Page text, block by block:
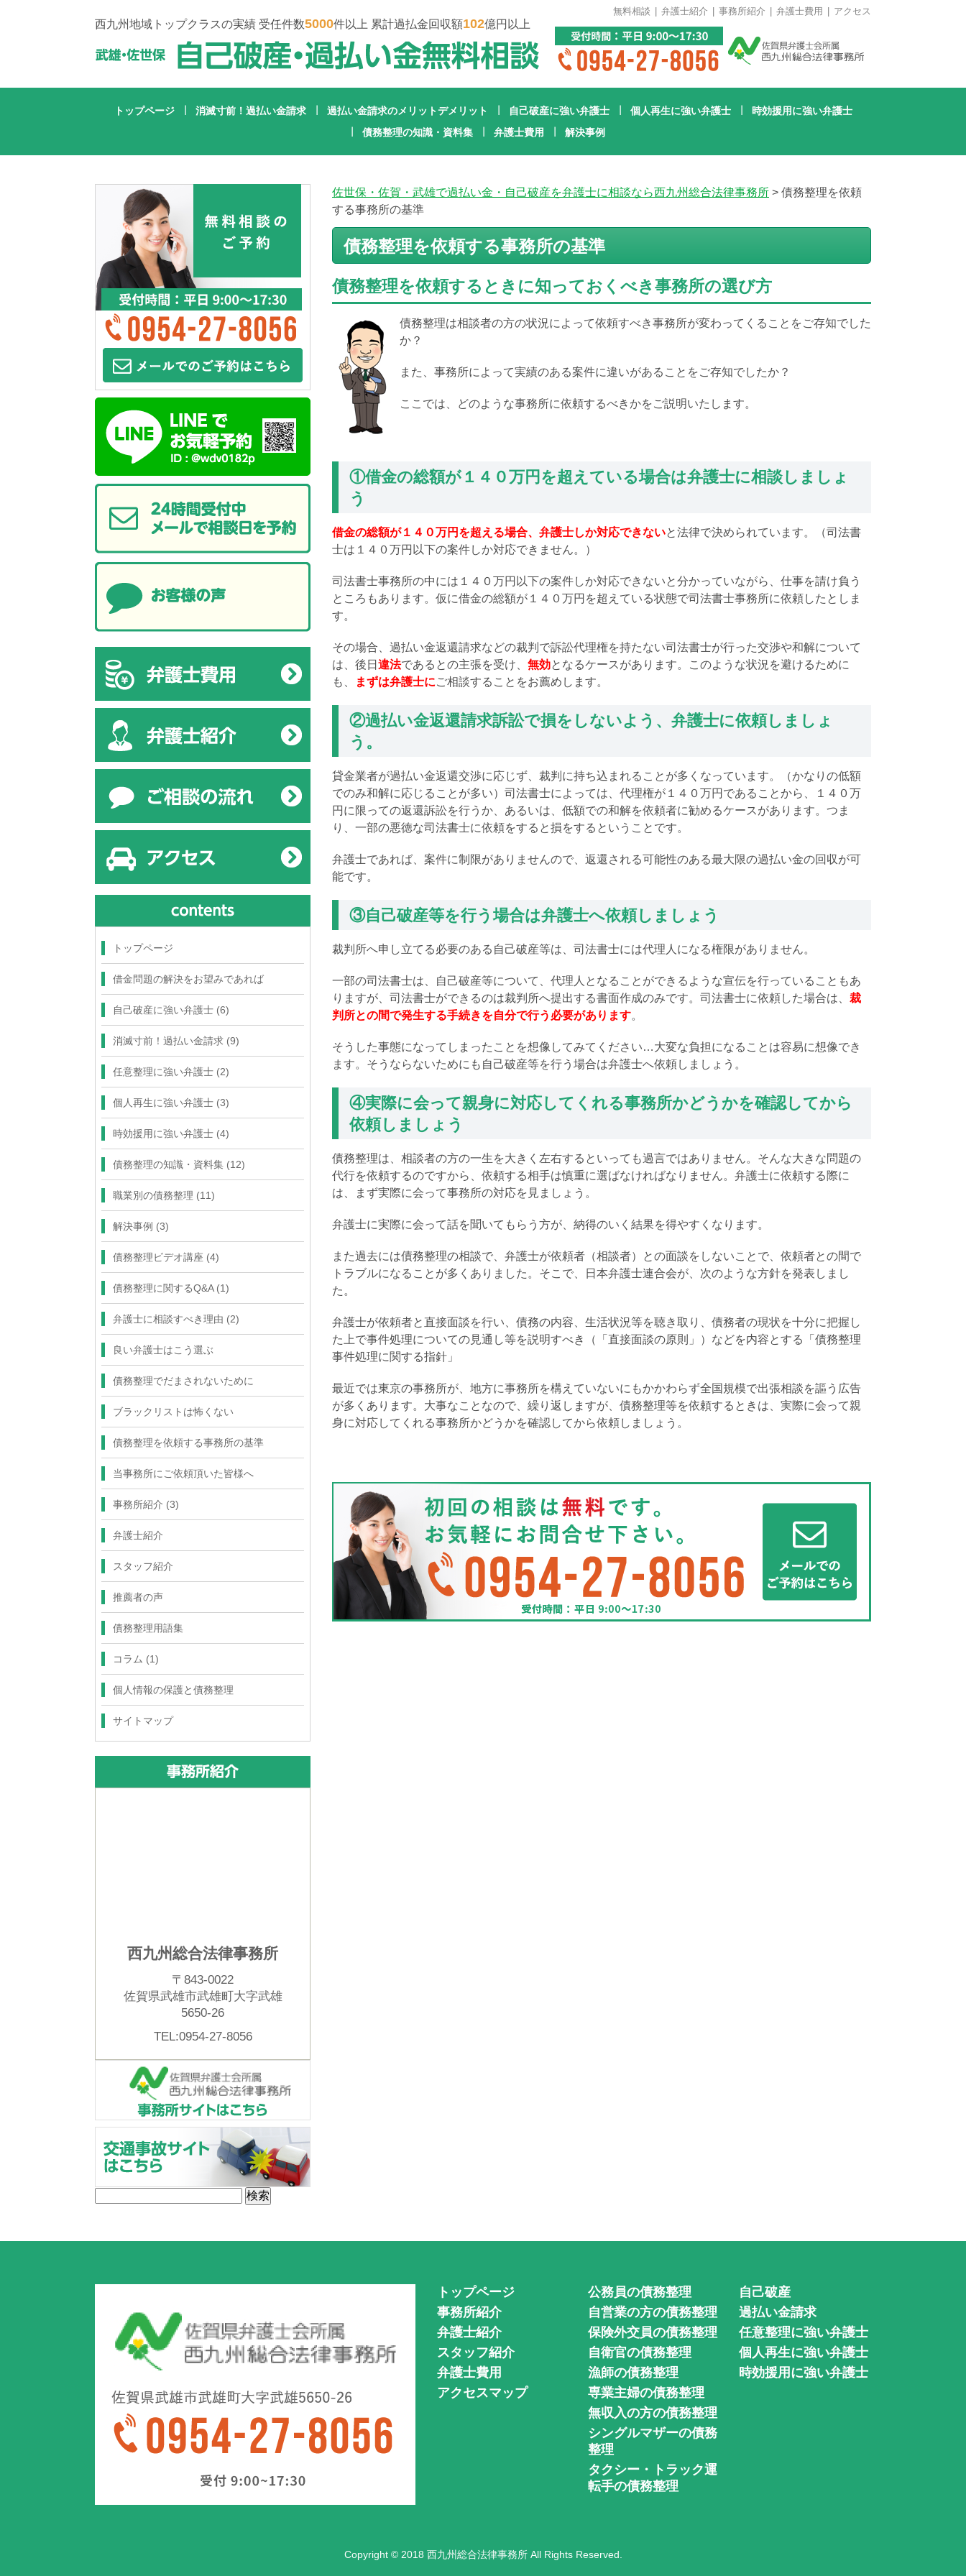
西九州地域トップクラスの実績 受任件数5000件以上 累計過払金回収額102億円以上
無料相談 弁護士紹介 事務所紹介 弁護士費用 アクセス
トップページ 消滅寸前！過払い金請求 過払い金請求のメリットデメリット 自己破産に強い弁護士 個人再生に強い弁護士
時効援用に強い弁護士
債務整理の知識・資料集
弁護士費用 解決事例
佐世保・佐賀・武雄で過払い金・自己破産を弁護士に相談なら西九州総合法律事務所 > 債務整理を依頼
する事務所の基準
債務整理を依頼する事務所の基準
債務整理を依頼するときに知っておくべき事務所の選び方
債務整理は相談者の方の状況によって依頼すべき事務所が変わってくることをご存知でした
か？
また、事務所によって実績のある案件に違いがあることをご存知でしたか？
ここでは、どのような事務所に依頼するべきかをご説明いたします。
①借金の総額が１４０万円を超えている場合は弁護士に相談しましょ
う
借金の総額が１４０万円を超える場合、弁護士しか対応できないと法律で決められています。（司法書
士は１４０万円以下の案件しか対応できません。）
司法書士事務所の中には１４０万円以下の案件しか対応できないと分かっていながら、仕事を請け負う
ところもあります。仮に借金の総額が１４０万円を超えている状態で司法書士事務所に依頼したとしま
す。
その場合、過払い金返還請求などの裁判で訴訟代理権を持たない司法書士が行った交渉や和解について
は、後日 違法であるとの主張を受け、 無効となるケースがあります。このような状況を避けるために
も、
まずは弁護士にご相談することをお薦めします。
②過払い金返還請求訴訟で損をしないよう、弁護士に依頼しましょ
う。
貸金業者が過払い金返還交渉に応じず、裁判に持ち込まれることが多くなっています。（かなりの低額
でのみ和解に応じることが多い）司法書士によっては、代理権が１４０万円であることから、１４０万
円に限っての返還訴訟を行うか、あるいは、低額での和解を依頼者に勧めるケースがあります。つま
り、一部の悪徳な司法書士に依頼をすると損をするということです。
弁護士であれば、案件に制限がありませんので、返還される可能性のある最大限の過払い金の回収が可
能です。
③自己破産等を行う場合は弁護士へ依頼しましょう
裁判所へ申し立てる必要のある自己破産等は、司法書士には代理人になる権限がありません。
一部の司法書士は、自己破産等について、代理人となることができるような宣伝を行っていることもあ
りますが、司法書士ができるのは裁判所へ提出する書面作成のみです。司法書士に依頼した場合は、 裁
判所との間で発生する手続きを自分で行う必要があります。
そうした事態になってしまったことを想像してみてください…大変な負担になることは容易に想像でき
ます。そうならないためにも自己破産等を行う場合は弁護士へ依頼しましょう。
④実際に会って親身に対応してくれる事務所かどうかを確認してから
依頼しましょう
債務整理は、相談者の方の一生を大きく左右するといっても過言ではありません。そんな大きな問題の
代行を依頼するのですから、依頼する相手は慎重に選ばなければなりません。弁護士に依頼する際に
は、まず実際に会って事務所の対応を見ましょう。
弁護士に実際に会って話を聞いてもらう方が、納得のいく結果を得やすくなります。
また過去には債務整理の相談で、弁護士が依頼者（相談者）との面談をしないことで、依頼者との間で
トラブルになることが多くありました。そこで、日本弁護士連合会が、次のような方針を発表しまし
た。
弁護士が依頼者と直接面談を行い、債務の内容、生活状況等を聴き取り、債務者の現状を十分に把握し
た上で事件処理についての見通し等を説明すべき（「直接面談の原則」）などを内容とする「債務整理
事件処理に関する指針」
最近では東京の事務所が、地方に事務所を構えていないにもかかわらず全国規模で出張相談を謳う広告
が多くあります。大事なことなので、繰り返しますが、債務整理等を依頼するときは、実際に会って親
身に対応してくれる事務所かどうかを確認してから依頼しましょう。
トップページ
借金問題の解決をお望みであれば
自己破産に強い弁護士 (6)
消滅寸前！過払い金請求 (9)
任意整理に強い弁護士 (2)
個人再生に強い弁護士 (3)
時効援用に強い弁護士 (4)
債務整理の知識・資料集 (12)
職業別の債務整理 (11)
解決事例 (3)
債務整理ビデオ講座 (4)
債務整理に関するQ&A (1)
弁護士に相談すべき理由 (2)
良い弁護士はこう選ぶ
債務整理でだまされないために
ブラックリストは怖くない
債務整理を依頼する事務所の基準
当事務所にご依頼頂いた皆様へ
事務所紹介 (3)
弁護士紹介
スタッフ紹介
推薦者の声
債務整理用語集
コラム (1)
個人情報の保護と債務整理
サイトマップ
西九州総合法律事務所
〒843-0022
佐賀県武雄市武雄町大字武雄
5650-26
TEL:0954-27-8056
索:
トップページ
事務所紹介
弁護士紹介
スタッフ紹介
弁護士費用
アクセスマップ
公務員の債務整理
自営業の方の債務整理
保険外交員の債務整理
自衛官の債務整理
漁師の債務整理
専業主婦の債務整理
無収入の方の債務整理
シングルマザーの債務
整理
タクシー・トラック運
転手の債務整理
自己破産
過払い金請求
任意整理に強い弁護士
個人再生に強い弁護士
時効援用に強い弁護士
Copyright © 2018 西九州総合法律事務所 All Rights Reserved.